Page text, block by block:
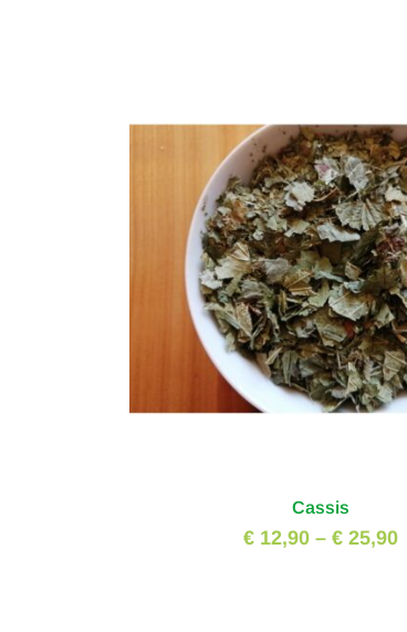
Cassis
€ 12,90– € 25,90